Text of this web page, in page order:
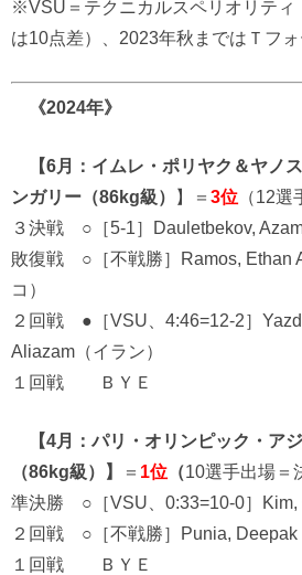
※VSU＝テクニカルスペリオリティ
は10点差）、2023年秋まではＴフ
《2024年》
【6月：イムレ・ポリヤク＆ヤノ
ンガリー（86kg級）
】＝ 3位 （12選
３決戦 ○［5-1］Dauletbekov,
敗復戦 ○［不戦勝］Ramos, Ethan
コ）
２回戦 ●［VSU、4:46=12-2］
Aliazam（イラン）
１回戦 ＢＹＥ
【4月：パリ・オリンピック・ア
（86kg級）】
＝ 1位 （10選手出場＝
準決勝 ○［VSU、0:33=10-0］Kim,
２回戦 ○［不戦勝］Punia, Deepak
１回戦 ＢＹＥ